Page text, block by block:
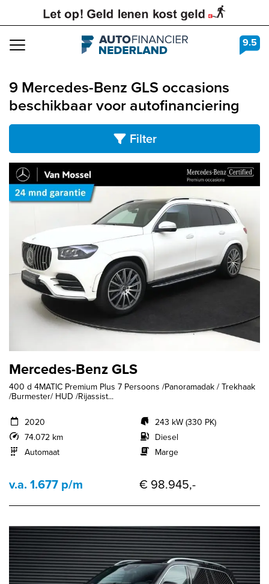
Navigation 9.5
9 Mercedes-Benz GLS occasions
beschikbaar voor autofinanciering
Filter
Mercedes-Benz GLS
400 d 4MATIC Premium Plus 7 Persoons /Panoramadak / Trekhaak
/Burmester/ HUD /Rijassist...
2020
74.072 km
Automaat
243 kW (330 PK)
Diesel
Marge
v.a. 1.677 p/m € 98.945,-